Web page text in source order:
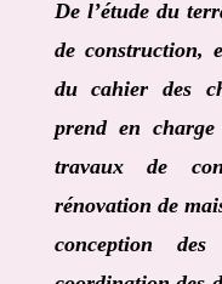
De l’étude du
de construction,
du cahier des
prend en
travaux de
rénovation de
conception